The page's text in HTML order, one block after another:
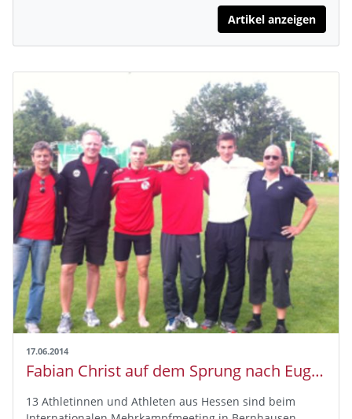
Artikel anzeigen
17.06.2014
Fabian Christ auf dem Sprung nach Eugene
13 Athletinnen und Athleten aus Hessen sind beim